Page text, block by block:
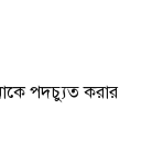
পদচ্যুত করার